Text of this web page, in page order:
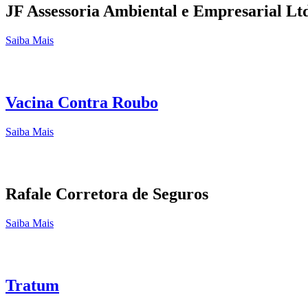
JF Assessoria Ambiental e Empresarial
Saiba Mais
Vacina Contra Roubo
Saiba Mais
Rafale Corretora de Seguros
Saiba Mais
Tratum